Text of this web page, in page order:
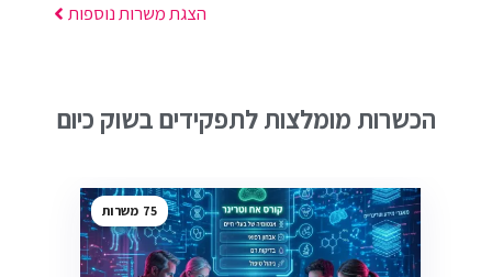
הצגת משרות נוספות
הכשרות מומלצות לתפקידים בשוק כיום
75